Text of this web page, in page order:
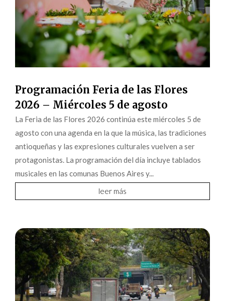
Programación Feria de las Flores
2026 – Miércoles 5 de agosto
La Feria de las Flores 2026 continúa este miércoles 5 de
agosto con una agenda en la que la música, las tradiciones
antioqueñas y las expresiones culturales vuelven a ser
protagonistas. La programación del día incluye tablados
musicales en las comunas Buenos Aires y...
leer más